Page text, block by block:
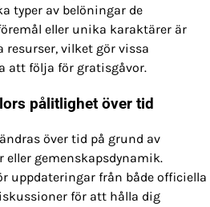
typer av belöningar de
eller unika karaktärer är
resurser, vilket gör vissa
att följa för gratisgåvor.
pålitlighet över tid
över tid på grund av
gemenskapsdynamik.
uppdateringar från både officiella
för att hålla dig